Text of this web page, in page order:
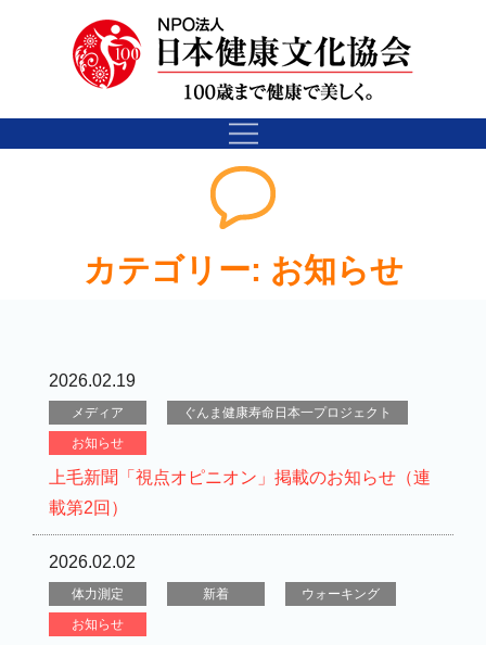
カテゴリー: お知らせ
2026.02.19
メディア
ぐんま健康寿命日本一プロジェクト
お知らせ
上毛新聞「視点オピニオン」掲載のお知らせ（連
載第2回）
2026.02.02
体力測定 新着
ウォーキング
お知らせ